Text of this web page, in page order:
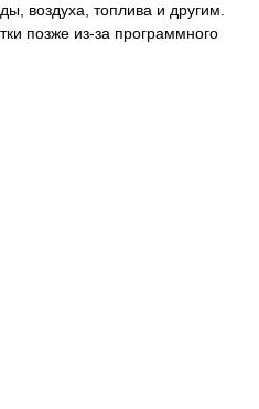
воздуха, топлива и другим.
позже из-за программного